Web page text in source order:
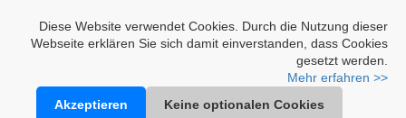
Diese Website verwendet Cookies. Durch die Nutzung dieser
Webseite erklären Sie sich damit einverstanden, dass Cookies
gesetzt werden.
Mehr erfahren >>
Akzeptieren
Keine optionalen Cookies